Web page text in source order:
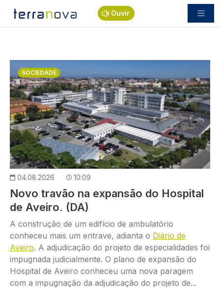
Passar para o conteúdo principal
Ouvir
Imagem
SOCIEDADE
04.08.2026 10:09
Novo travão na expansão do Hospital
de Aveiro. (DA)
A construção de um edifício de ambulatório
conheceu mais um entrave, adianta o Diário de
Aveiro. A adjudicação do projeto de especialidades foi
impugnada judicialmente. O plano de expansão do
Hospital de Aveiro conheceu uma nova paragem
com a impugnação da adjudicação do projeto de...